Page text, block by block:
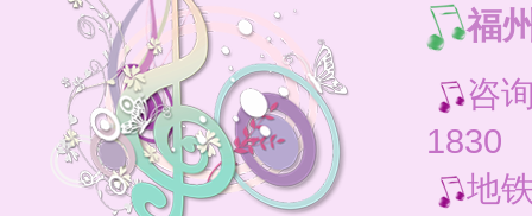
福
咨
1830
地